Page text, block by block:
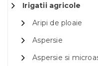
Irigatii agricole
Aripi de ploaie
Aspersie
Aspersie si